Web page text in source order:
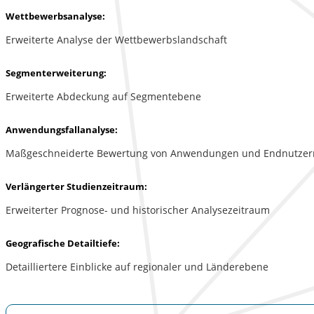
Wettbewerbsanalyse:
Erweiterte Analyse der Wettbewerbslandschaft
Segmenterweiterung:
Erweiterte Abdeckung auf Segmentebene
Anwendungsfallanalyse:
Maßgeschneiderte Bewertung von Anwendungen und
Verlängerter Studienzeitraum:
Erweiterter Prognose- und historischer Analysezeitraum
Geografische Detailtiefe:
Detailliertere Einblicke auf regionaler und Länderebene